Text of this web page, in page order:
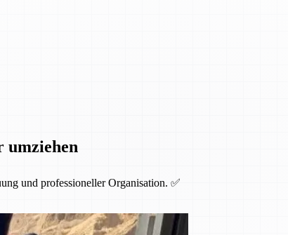
umziehen
und professioneller Organisation. ✅